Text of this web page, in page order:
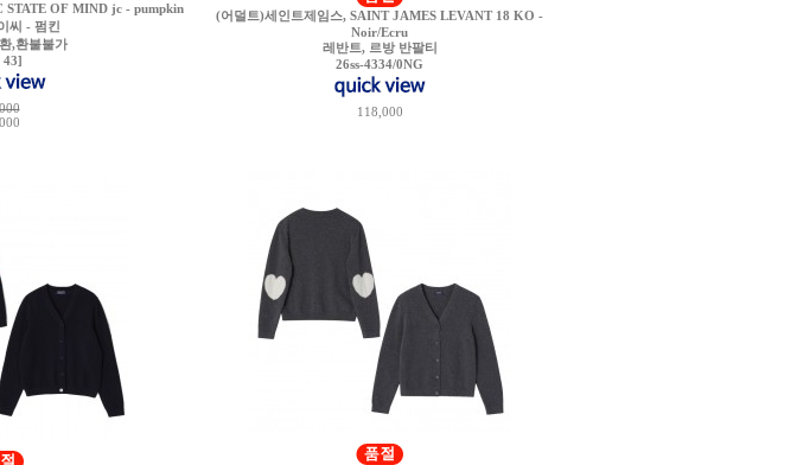
OF MIND jc - pumpkin
씨 - 펌킨
,환불불가
43]
(어덜트)세인트제임스, SAINT JAMES LEVANT 18 KO -
Noir/Ecru
레반트, 르방 반팔티
26ss-4334/0NG
118,000